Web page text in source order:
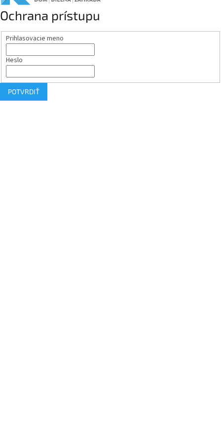
Ochrana prístupu
Prihlasovacie meno
Heslo
POTVRDIŤ